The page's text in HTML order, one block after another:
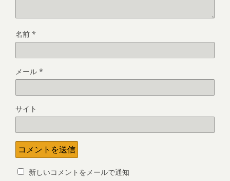
名前 *
メール *
サイト
新しいコメントをメールで通知